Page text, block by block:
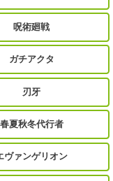
呪術廻戦
ガチアクタ
刃牙
春夏秋冬代行者
ヴァンゲリオン